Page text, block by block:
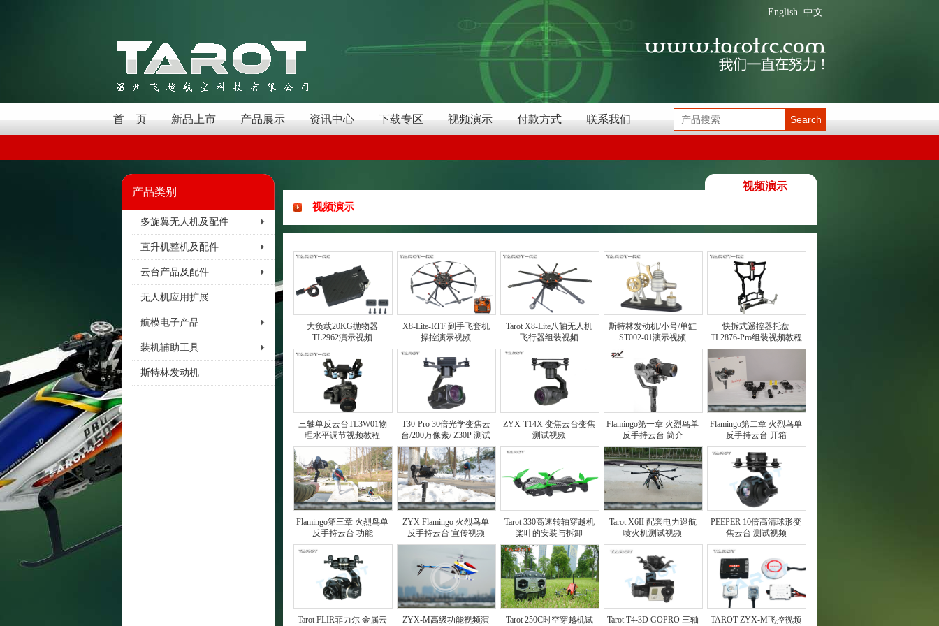
中文
English
首 页 新品上市 产品展示 资讯中心 下载专区 视频演示 付款方式 联系我们 Search
产品类别
多旋翼无人机及配件
直升机整机及配件
云台产品及配件
无人机应用扩展
航模电子产品
装机辅助工具
斯特林发动机
视频演示
视频演示
大负载20KG抛物器
TL2962演示视频
X8-Lite-RTF 到手飞套机
操控演示视频
Tarot X8-Lite八轴无人机
飞行器组装视频
斯特林发动机/小号/单缸
ST002-01演示视频
快拆式遥控器托盘
TL2876-Pro组装视频教程
三轴单反云台TL3W01物
理水平调节视频教程
T30-Pro 30倍光学变焦云
台/200万像素/ Z30P 测试
视频
ZYX-T14X 变焦云台变焦
测试视频
Flamingo第一章 火烈鸟单
反手持云台 简介
Flamingo第二章 火烈鸟单
反手持云台 开箱
Flamingo第三章 火烈鸟单
反手持云台 功能
ZYX Flamingo 火烈鸟单
反手持云台 宣传视频
Tarot 330高速转轴穿越机
桨叶的安装与拆卸
Tarot X6II 配套电力巡航
喷火机测试视频
PEEPER 10倍高清球形变
焦云台 测试视频
Tarot FLIR菲力尔 金属云 ZYX-M高级功能视频演 Tarot 250C时空穿越机试 Tarot T4-3D GOPRO 三轴 TAROT ZYX-M飞控视频